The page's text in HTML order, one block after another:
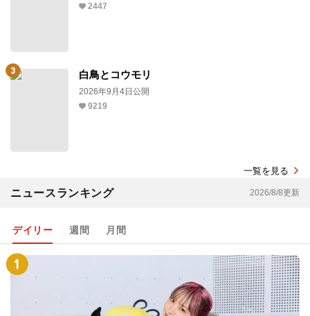
2447
白鳥とコウモリ
2026年9月4日公開
9219
一覧を見る
ニュースランキング 2026/8/8更新
デイリー 週間 月間